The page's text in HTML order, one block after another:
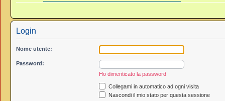
Login
Nome utente:
Password:
Ho dimenticato la password
Collegami in automatico ad ogni visita
Nascondi il mio stato per questa sessione